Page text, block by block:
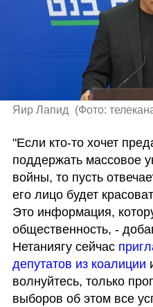
Яир Лапид (Фото:
"Если кто-то хочет
поддержать массовое
войны, то пусть
его лицо будет
Это информация,
общественность, -
Нетаниягу сейчас
депутатов из коалиции
волнуйтесь, только
выборов об этом все